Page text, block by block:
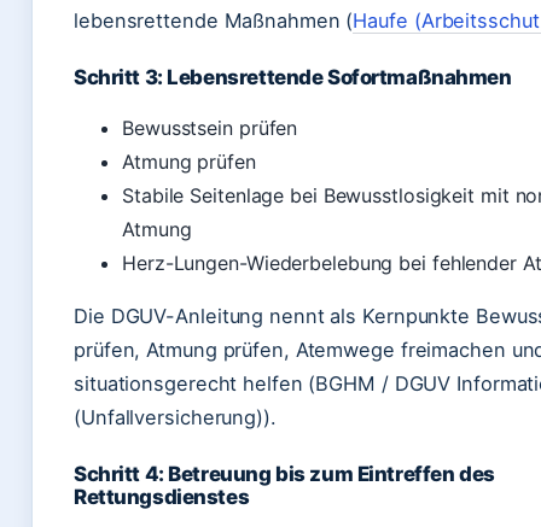
lebensrettende Maßnahmen (Haufe
Schritt 3: Lebensrettende Sofortmaßnahmen
Bewusstsein prüfen
Atmung prüfen
Stabile Seitenlage bei Bewusstlosigkeit mit
Atmung
Herz-Lungen-Wiederbelebung bei fehlender
Die DGUV-Anleitung nennt als Kernpunkte
prüfen, Atmung prüfen, Atemwege freimachen
situationsgerecht helfen (BGHM / DGUV
(Unfallversicherung)).
Schritt 4: Betreuung bis zum Eintreffen des
Rettungsdienstes